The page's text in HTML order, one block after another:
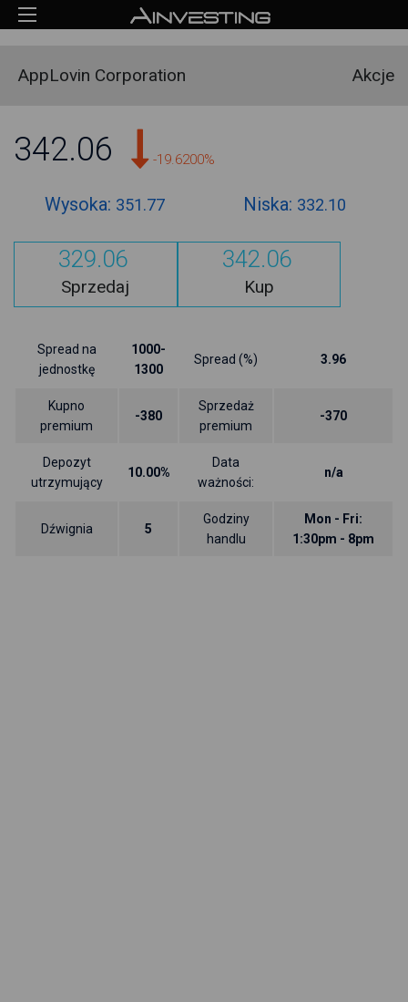
AppLovin Corporation Akcje
342.06 -19.6200%
Wysoka: 351.77 Niska: 332.10
329.06
Sprzedaj
342.06
Kup
Spread na
jednostkę
1000-
1300
Spread (%) 3.96
Kupno
premium
-380
Sprzedaż
premium
-370
Depozyt
utrzymujący
10.00%
Data
ważności:
n/a
Dźwignia 5
Godziny
handlu
Mon - Fri:
1:30pm - 8pm